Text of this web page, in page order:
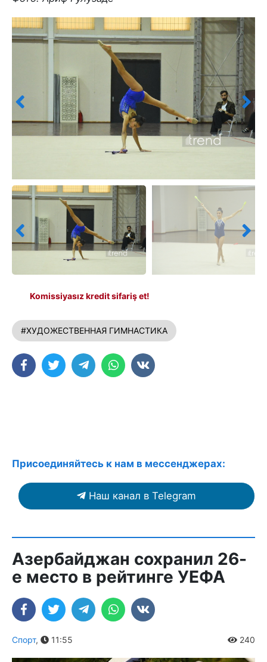
Komissiyasız kredit sifariş et!
#ХУДОЖЕСТВЕННАЯ ГИМНАСТИКА
Присоединяйтесь к нам в мессенджерах:
Наш канал в Telegram
Азербайджан сохранил 26-
е место в рейтинге УЕФА
Спорт, 11:55 240